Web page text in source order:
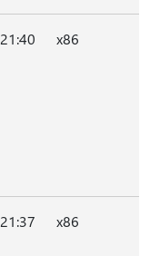
21:40 x86
21:37 x86